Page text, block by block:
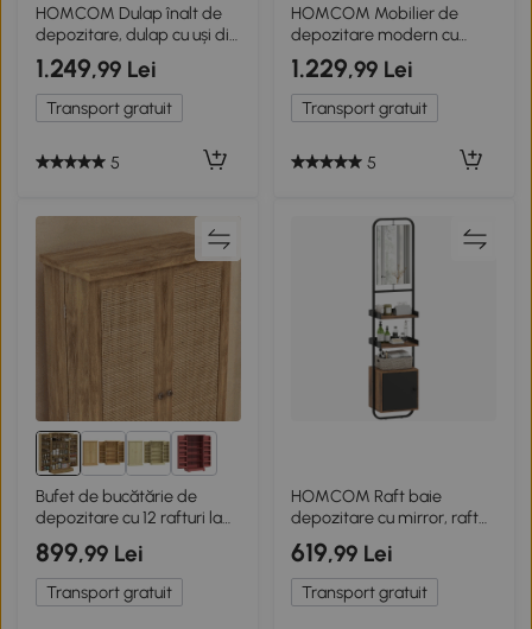
HOMCOM Dulap înalt de
depozitare, dulap cu uși din
sticlă și rafturi reglabile
pentru baie, bucătărie,
sufragerie, alb
1.249,99 Lei
Transport gratuit
5
HOMCOM Mobilier de
depozitare modern cu
dulap cu uși din sticlă,
rafturi reglabile și 2 sertare,
59 x 30 x 164 cm, alb
1.229,99 Lei
Transport gratuit
5
5+
Bufet de bucătărie de
depozitare cu 12 rafturi la
uși rafturi reglabile 60 x 30
x 104cm lemn natural
899,99 Lei
Transport gratuit
HOMCOM Raft baie
depozitare cu mirror, raft
de depozitare cu rafturi
reglabile și dulap,
40x30x179cm, negru
619,99 Lei
Transport gratuit